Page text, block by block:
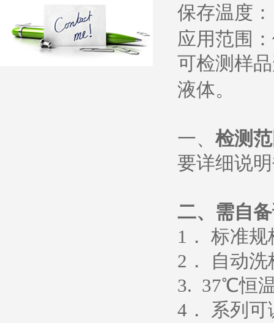
保存温度 ：
应用范围
可检测样
液体。
一、 检测
要详细说
二、需自
1 ． 标准
2 ． 自动
3. 37℃恒
4 ． 系列